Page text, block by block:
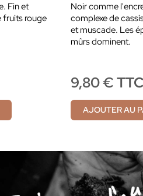
Fin et
fruits rouge
Noir comme
complexe de
et muscade. Les
mûrs dominent.
9,80 € TTC
AJOUTER AU